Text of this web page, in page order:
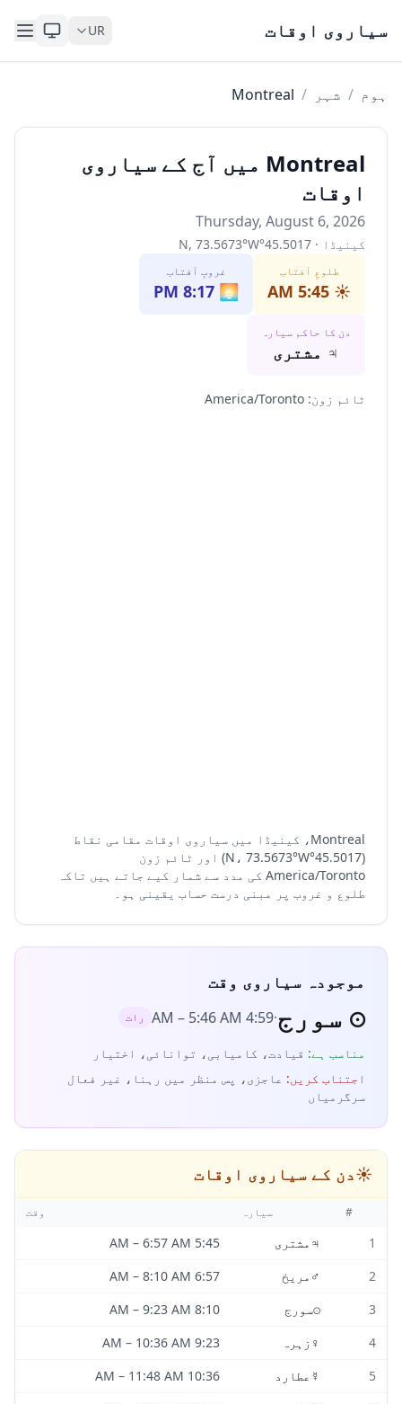
سیاروی اوقات UR
ہوم / شہر /
Montreal
Montreal میں آج کے سیاروی
اوقات
Thursday, August 6, 2026
کینیڈا ·
45.5017
°
N, 73.5673°W
طلوعِ آفتاب
☀️
5:45 AM
غروبِ آفتاب
🌅
8:17 PM
دن کا حاکم سیارہ
♃ مشتری
ٹائم زون:
America/Toronto
Montreal، کینیڈا میں سیاروی اوقات مقامی نقاط
(45.5017°N، 73.5673°W) اور ٹائم زون
America/Toronto کی مدد سے شمار کیے جاتے ہیں تاکہ
طلوع و غروب پر مبنی درست حساب یقینی ہو۔
موجودہ سیاروی وقت
☉ سورج·
4:59 AM
– 5:46 AM رات
مناسب ہے: قیادت، کامیابی، توانائی، اختیار
اجتناب کریں: عاجزی، پس منظر میں رہنا، غیر فعال
سرگرمیاں
☀️دن کے سیاروی اوقات
# سیارہ وقت
1
♃ مشتری 5:45 AM
– 6:57 AM
2
♂ مریخ 6:57 AM
– 8:10 AM
3
☉سورج 8:10 AM
– 9:23 AM
4
♀ زہرہ 9:23 AM
– 10:36 AM
5
☿ عطارد 10:36 AM
– 11:48 AM